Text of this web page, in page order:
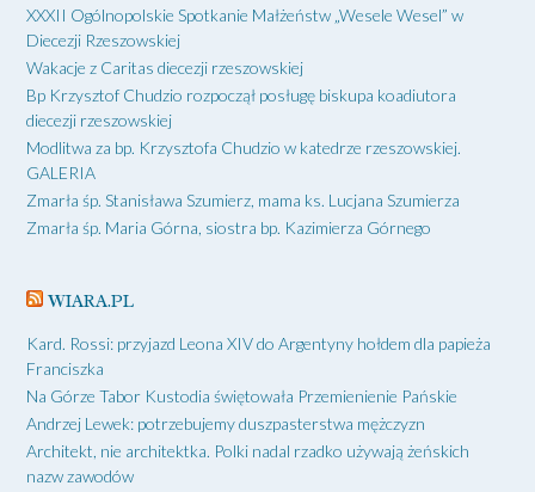
XXXII Ogólnopolskie Spotkanie Małżeństw „Wesele Wesel” w
Diecezji Rzeszowskiej
Wakacje z Caritas diecezji rzeszowskiej
Bp Krzysztof Chudzio rozpoczął posługę biskupa koadiutora
diecezji rzeszowskiej
Modlitwa za bp. Krzysztofa Chudzio w katedrze rzeszowskiej.
GALERIA
Zmarła śp. Stanisława Szumierz, mama ks. Lucjana Szumierza
Zmarła śp. Maria Górna, siostra bp. Kazimierza Górnego
WIARA.PL
Kard. Rossi: przyjazd Leona XIV do Argentyny hołdem dla papieża
Franciszka
Na Górze Tabor Kustodia świętowała Przemienienie Pańskie
Andrzej Lewek: potrzebujemy duszpasterstwa mężczyzn
Architekt, nie architektka. Polki nadal rzadko używają żeńskich
nazw zawodów